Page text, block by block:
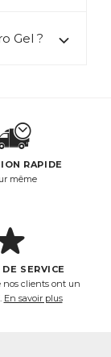
Gel ?
RAPIDE
même
SERVICE
nos clients ont un
En savoir plus